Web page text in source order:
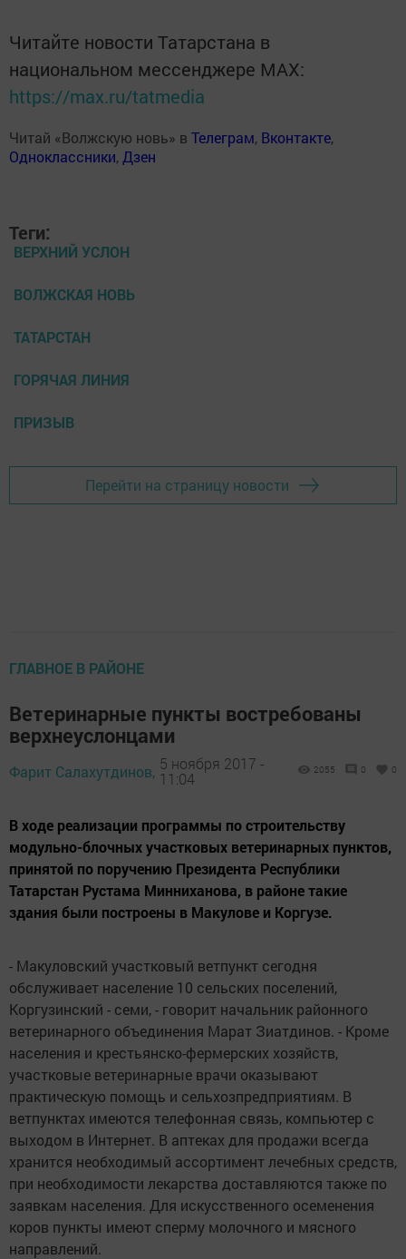
Читайте новости Татарстана в
национальном мессенджере MАХ:
https://max.ru/tatmedia
Читай «Волжскую новь» в Телеграм, Вконтакте,
Одноклассники, Дзен
Теги:
ВЕРХНИЙ УСЛОН
ВОЛЖСКАЯ НОВЬ
ТАТАРСТАН
ГОРЯЧАЯ ЛИНИЯ
ПРИЗЫВ
Перейти на страницу новости
ГЛАВНОЕ В РАЙОНЕ
Ветеринарные пункты востребованы
верхнеуслонцами
Фарит Салахутдинов, 5 ноября 2017 -
11:04
2055 0 0
В ходе реализации программы по строительству
модульно-блочных участковых ветеринарных пунктов,
принятой по поручению Президента Республики
Татарстан Рустама Минниханова, в районе такие
здания были построены в Макулове и Коргузе.
- Макуловский участковый ветпункт сегодня
обслуживает население 10 сельских поселений,
Коргузинский - семи, - говорит начальник районного
ветеринарного объединения Марат Зиатдинов. - Кроме
населения и крестьянско-фермерских хозяйств,
участковые ветеринарные врачи оказывают
практическую помощь и сельхозпредприятиям. В
ветпунктах имеются телефонная связь, компьютер с
выходом в Интернет. В аптеках для продажи всегда
хранится необходимый ассортимент лечебных средств,
при необходимости лекарства доставляются также по
заявкам населения. Для искусственного осеменения
коров пункты имеют сперму молочного и мясного
направлений.